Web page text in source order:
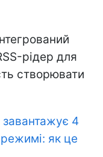
рідер для
створювати
4
як це